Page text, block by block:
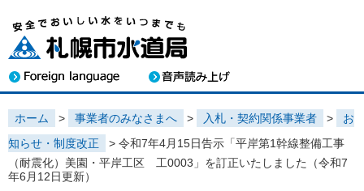
ホーム > 事業者のみなさまへ > 入札・契約関係事業者 >
お
知らせ・制度改正
> 令和7年4月15日告示「平岸第1幹線整備工事
（耐震化）美園・平岸工区 工0003」を訂正いたしました（令和7
年6月12日更新）